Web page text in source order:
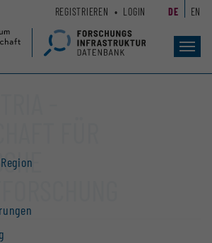
REGISTRIEREN LOGIN DE EN
-
FÜR